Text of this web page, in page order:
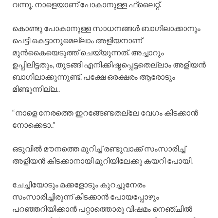
വന്നൂ. നാളെയാണ് പോകാനുള്ള ഫ്ലൈറ്റ്.
കൊണ്ടു പോകാനുള്ള സാധനങ്ങൾ ബാഗിലാക്കാനും
പെട്ടി കെട്ടാനുമെല്ലാം അളിയനാണ്
മുൻകൈയെടുത്ത് ചെയ്യുന്നത്. അച്ചാറും
ഉപ്പിലിട്ടതും, തുടങ്ങി എനിക്കിഷ്ടപ്പെട്ടതെല്ലാം അളിയൻ
ബാഗിലാക്കുന്നുണ്ട്. പക്ഷേ ഒരക്ഷരം ആരോടും
മിണ്ടുന്നില്ല..
“നാളെ നേരത്തെ ഇറങ്ങേണ്ടതല്ലേ വേഗം കിടക്കാൻ
നോക്കെടാ..”
ഒടുവിൽ മൗനത്തെ മുറിച്ച് രണ്ടുവാക്ക് സംസാരിച്ച്
അളിയൻ കിടക്കാനായി മുറിയിലേക്കു കയറി പോയി.
ചേച്ചിയോടും മക്കളോടും കുറച്ചുനേരം
സംസാരിച്ചിരുന്ന് കിടക്കാൻ പോയപ്പോഴും
പറഞ്ഞറിയിക്കാൻ പറ്റാത്തൊരു വിഷമം നെഞ്ചിൽ